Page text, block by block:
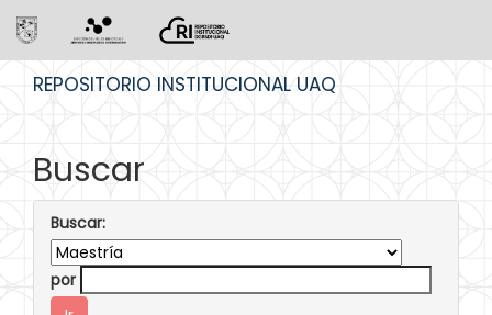
REPOSITORIO INSTITUCIONAL UAQ
Buscar
Buscar:
por